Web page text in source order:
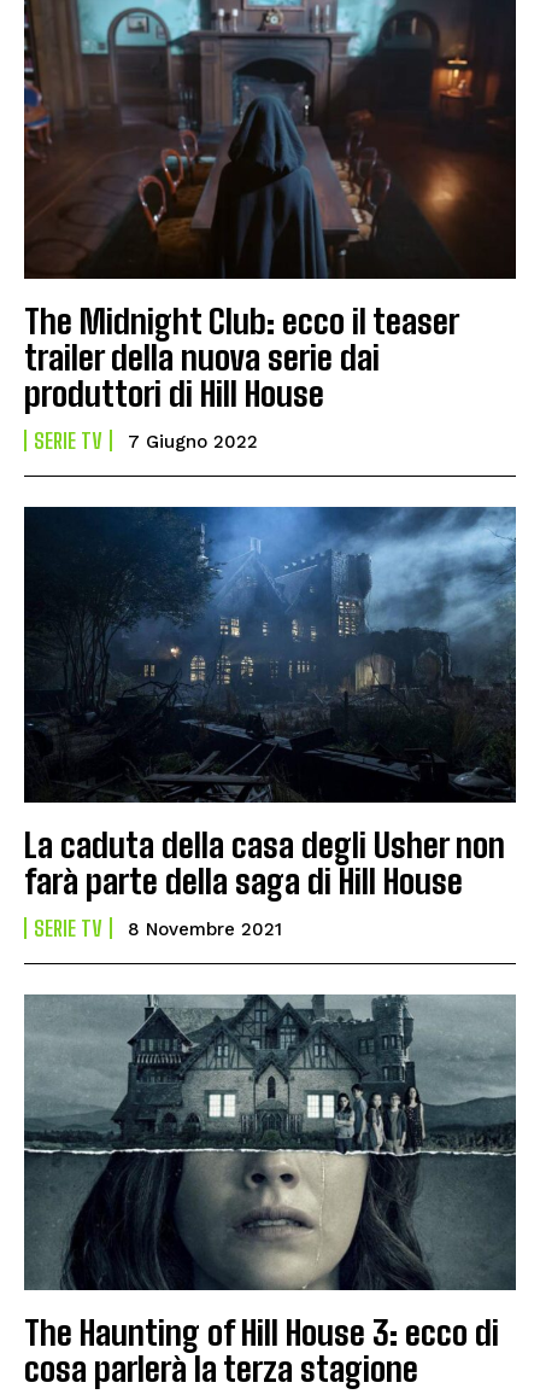
The Midnight Club: ecco il teaser
trailer della nuova serie dai
produttori di Hill House
SERIE TV 7 Giugno 2022
La caduta della casa degli Usher non
farà parte della saga di Hill House
SERIE TV 8 Novembre 2021
The Haunting of Hill House 3: ecco di
cosa parlerà la terza stagione